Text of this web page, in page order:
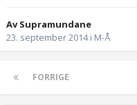
Av Supramundane
23. september 2014i M-Å
FORRIGE